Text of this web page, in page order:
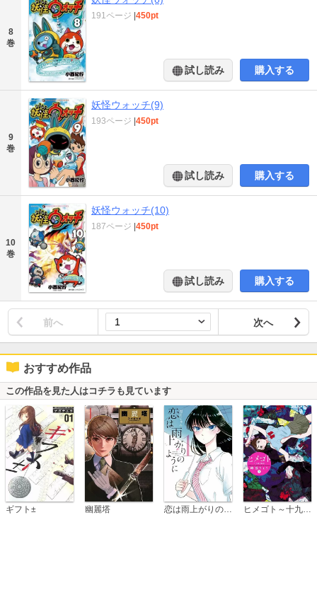
8
巻
191ページ |450pt
試し読み 購入する
9
巻
妖怪ウォッチ(9)
193ページ |450pt
試し読み 購入する
10
巻
妖怪ウォッチ(10)
187ページ |450pt
試し読み 購入する
前へ 次へ
おすすめ作品
この作品を見た人はコチラも見ています
ギフト± 幽麗塔